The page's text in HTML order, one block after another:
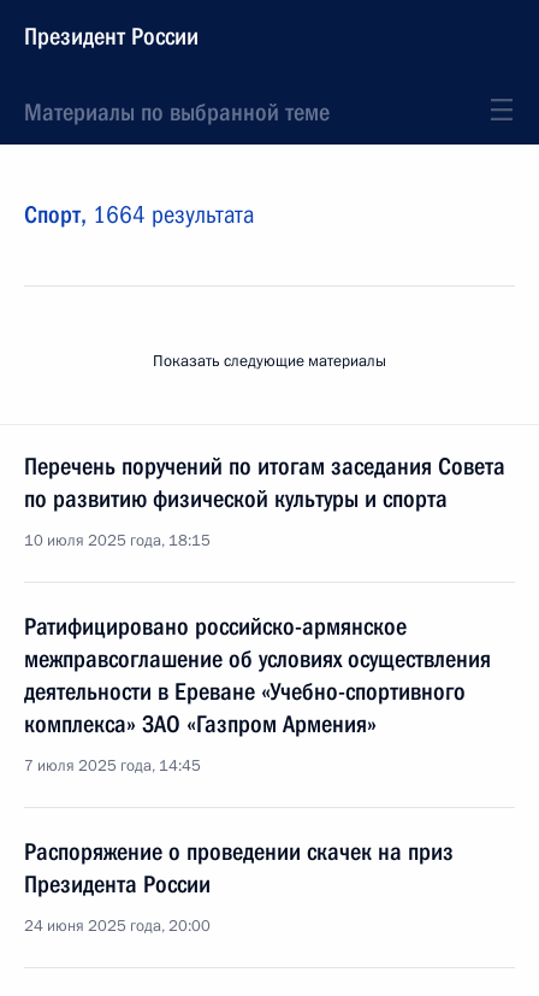
Президент России
Материалы по выбранной теме
Спорт, 1664 результата
Показать следующие материалы
Перечень поручений по итогам заседания Совета
по развитию физической культуры и спорта
10 июля 2025 года, 18:15
Ратифицировано российско-армянское
межправсоглашение об условиях осуществления
деятельности в Ереване «Учебно-спортивного
комплекса» ЗАО «Газпром Армения»
7 июля 2025 года, 14:45
Распоряжение о проведении скачек на приз
Президента России
24 июня 2025 года, 20:00